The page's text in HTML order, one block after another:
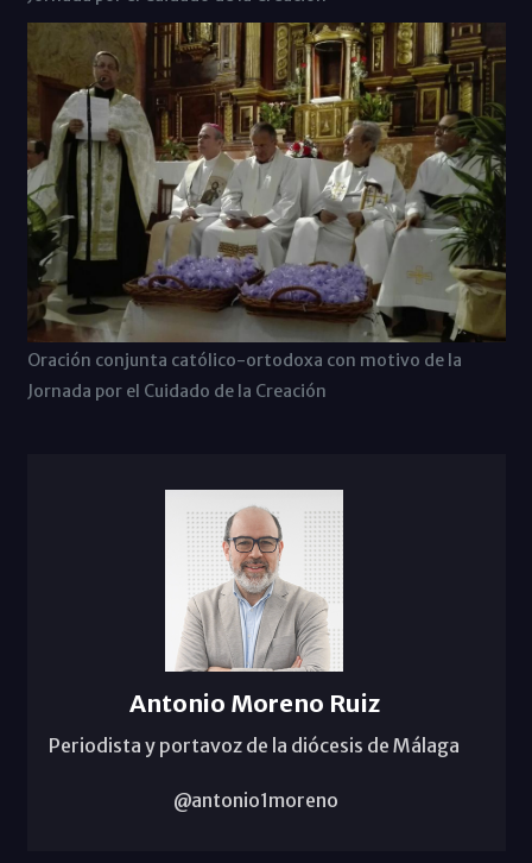
Oración conjunta católico-ortodoxa con motivo de la
Jornada por el Cuidado de la Creación
Antonio Moreno Ruiz
Periodista y portavoz de la diócesis de Málaga
@antonio1moreno